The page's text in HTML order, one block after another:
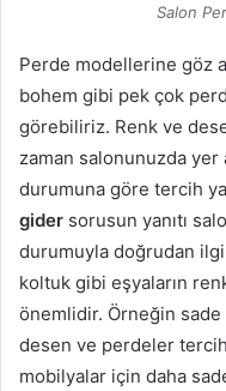
Salon
Perde modellerine göz
bohem gibi pek çok
görebiliriz. Renk ve
zaman salonunuzda yer
durumuna göre tercih
gider sorusun yanıtı
durumuyla doğrudan
koltuk gibi eşyaların
önemlidir. Örneğin
desen ve perdeler
mobilyalar için daha